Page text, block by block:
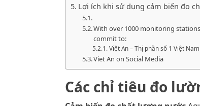
Lợi ích khi sử dụng cảm biến đo
With over 1000 monitoring
commit to:
Việt An – Thị phần số 1 Việt
Viet An on Social Media
Các chỉ tiêu đo